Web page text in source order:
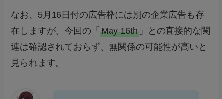
なお、5月16日付の広告枠には別の企業広告も存
在しますが、今回の「May 16th 」との直接的な関
連は確認されておらず、無関係の可能性が高いと
見られます。